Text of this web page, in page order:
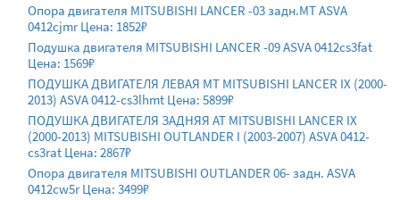
Опора двигателя MITSUBISHI LANCER -03 задн.MT ASVA
0412cjmr Цена: 1852₽
Подушка двигателя MITSUBISHI LANCER -09 ASVA 0412cs3fat
Цена: 1569₽
ПОДУШКА ДВИГАТЕЛЯ ЛЕВАЯ MT MITSUBISHI LANCER IX (2000-
2013) ASVA 0412-cs3lhmt Цена: 5899₽
ПОДУШКА ДВИГАТЕЛЯ ЗАДНЯЯ AT MITSUBISHI LANCER IX
(2000-2013) MITSUBISHI OUTLANDER I (2003-2007) ASVA 0412-
cs3rat Цена: 2867₽
Опора двигателя MITSUBISHI OUTLANDER 06- задн. ASVA
0412cw5r Цена: 3499₽